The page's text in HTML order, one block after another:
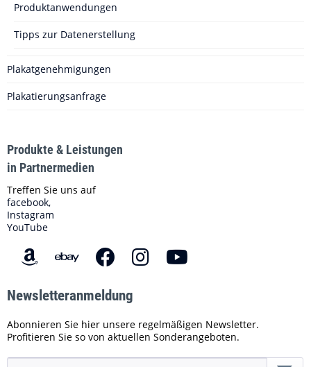
Produktanwendungen
Tipps zur Datenerstellung
Plakatgenehmigungen
Plakatierungsanfrage
Produkte & Leistungen
in Partnermedien
Treffen Sie uns auf
facebook,
Instagram
YouTube
Newsletteranmeldung
Abonnieren Sie hier unsere regelmäßigen Newsletter.
Profitieren Sie so von aktuellen Sonderangeboten.